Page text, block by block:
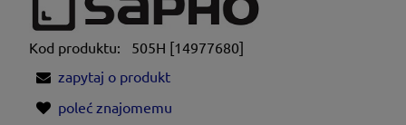
Kod produktu:
505H [14977680]
zapytaj o produkt
poleć znajomemu